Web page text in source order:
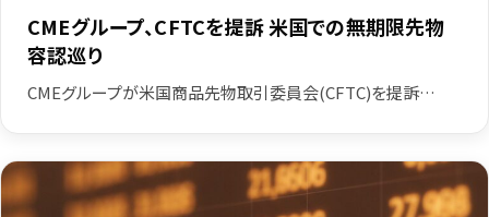
CMEグループ、CFTCを提訴 米国での無期限先物
容認巡り
CMEグループが米国商品先物取引委員会(CFTC)を提訴…